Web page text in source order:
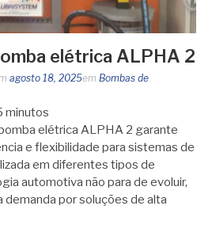
elétrica ALPHA 2
agosto 18, 2025em Bombas de
minutos
elétrica ALPHA 2 garante
e flexibilidade para sistemas de
em diferentes tipos de
automotiva não para de evoluir,
demanda por soluções de alta